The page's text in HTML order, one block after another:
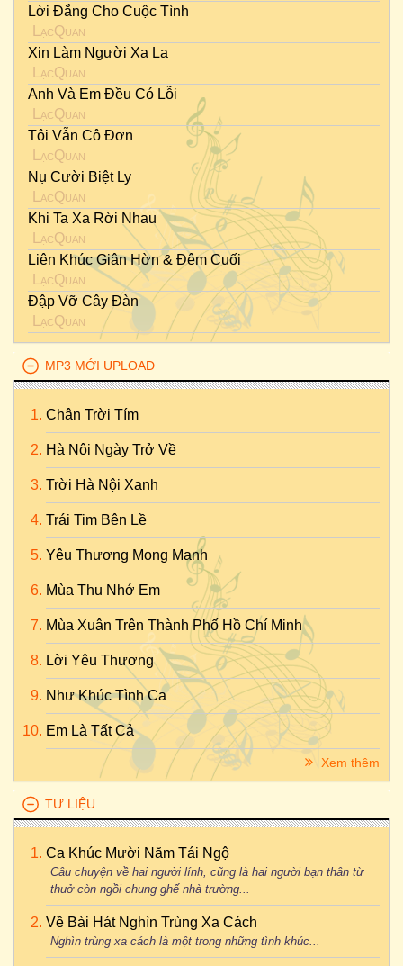
Lời Đắng Cho Cuộc Tình
LạcQuan
Xin Làm Người Xa Lạ
LạcQuan
Anh Và Em Đều Có Lỗi
LạcQuan
Tôi Vẫn Cô Đơn
LạcQuan
Nụ Cười Biệt Ly
LạcQuan
Khi Ta Xa Rời Nhau
LạcQuan
Liên Khúc Giận Hờn & Đêm Cuối
LạcQuan
Đập Vỡ Cây Đàn
LạcQuan
MP3 MỚI UPLOAD
Chân Trời Tím
Hà Nội Ngày Trở Về
Trời Hà Nội Xanh
Trái Tim Bên Lề
Yêu Thương Mong Manh
Mùa Thu Nhớ Em
Mùa Xuân Trên Thành Phố Hồ Chí Minh
Lời Yêu Thương
Như Khúc Tình Ca
Em Là Tất Cả
Xem thêm
TƯ LIỆU
Ca Khúc Mười Năm Tái Ngộ
Câu chuyện về hai người lính, cũng là hai người bạn thân từ
thuở còn ngồi chung ghế nhà trường...
Về Bài Hát Nghìn Trùng Xa Cách
Nghìn trùng xa cách là một trong những tình khúc...